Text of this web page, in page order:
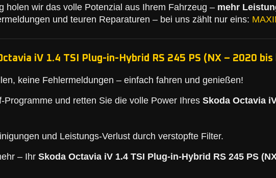
holen wir das volle Potenzial aus Ihrem Fahrzeug – mehr
und teuren Reparaturen – bei uns zählt nur eins:
iV 1.4 TSI Plug-in-Hybrid RS 245 PS (NX – 2020
keine Fehlermeldungen – einfach fahren und genießen!
Programme und retten Sie die volle Power Ihres Skoda Octavia
und Leistungs-Verlust durch verstopfte Filter.
– Ihr Skoda Octavia iV 1.4 TSI Plug-in-Hybrid RS 245 PS